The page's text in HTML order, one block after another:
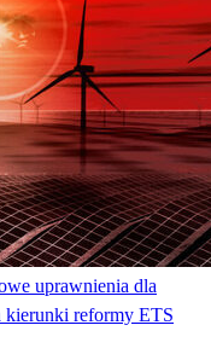
uprawnienia dla
kierunki reformy ETS